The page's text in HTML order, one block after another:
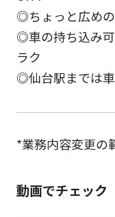
◎ちょっと広め
◎車の持ち込み
ラク
◎仙台駅までは車
*業務内容変更の
動画でチェック